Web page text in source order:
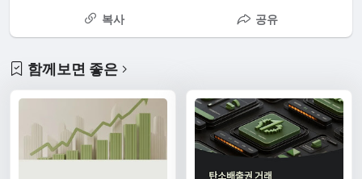
복사
공유
함께보면 좋은